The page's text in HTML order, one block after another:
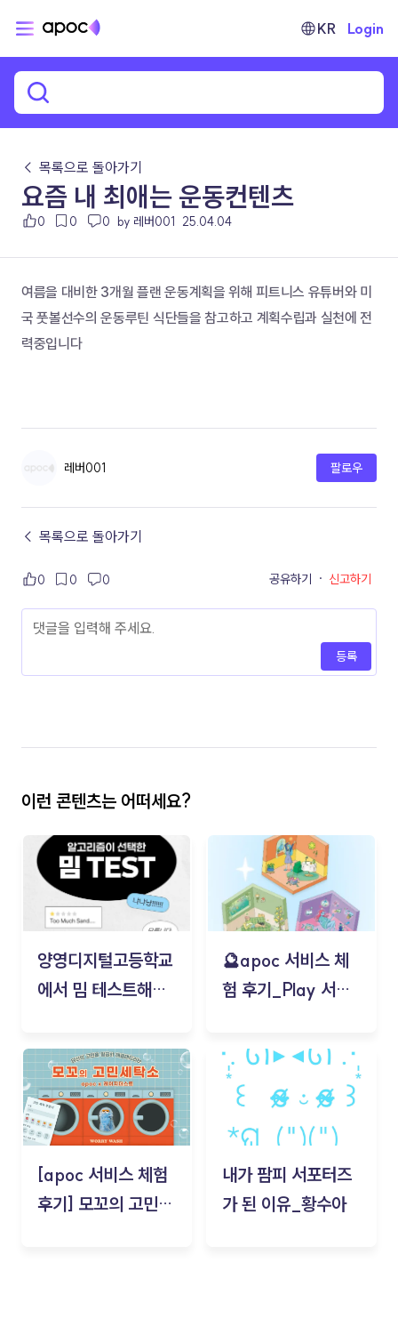
KR Login
← 목록으로 돌아가기
요즘 내 최애는 운동컨텐츠
0 0 0 by 레버001 25.04.04
여름을 대비한 3개월 플랜 운동계획을 위해 피트니스 유튜버와 미
국 풋볼선수의 운동루틴 식단들을 참고하고 계획수립과 실천에 전
력중입니다
레버001 팔로우
← 목록으로 돌아가기
0 0 0 공유하기 · 신고하기
등록
이런 콘텐츠는 어떠세요?
양영디지털고등학교
에서 밈 테스트해보
🔮apoc 서비스 체
험 후기_Play 서비
김태현
[apoc 서비스 체험
후기] 모꼬의 고민세
내가 팜피 서포터즈
가 된 이유_황수아